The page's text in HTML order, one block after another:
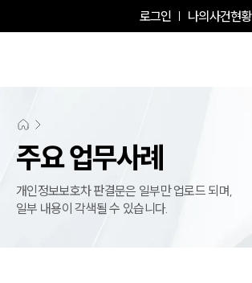
로그인 나의사건현황
주요 업무사례
개인정보보호차 판결문은 일부만 업로드 되며,
일부 내용이 각색될 수 있습니다.